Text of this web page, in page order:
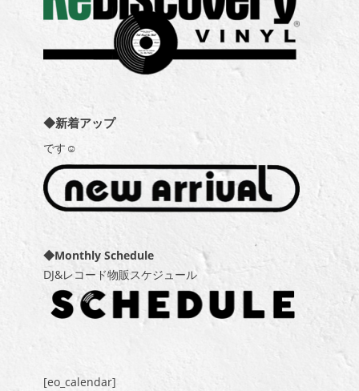
◆新着アップ
です☺
◆Monthly Schedule
DJ&レコード物販スケジュール
[eo_calendar]